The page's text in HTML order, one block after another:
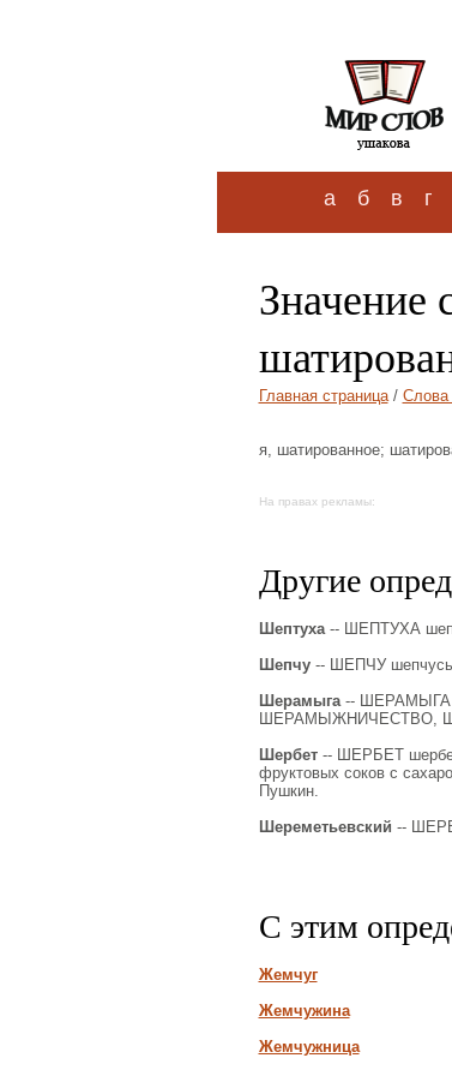
а б в г
Значение
Главная страница/ Слова
я, шатированное;
На правах рекламы:
Другие
Шептуха-- ШЕПТУХА
Шепчу-- ШЕПЧУ шепчусь,
Шерамыга--
ШЕРАМЫЖНИЧЕСТВО,
Шербет-- ШЕРБЕТ
фруктовых соков с
Пушкин.
Шереметьевский --
С этим
Жемчуг
Жемчужина
Жемчужница